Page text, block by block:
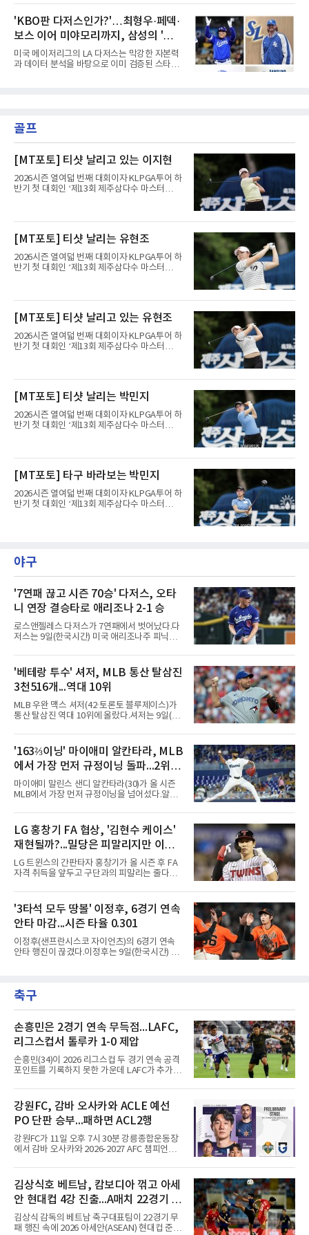
프로야구에서도 성공하며 한국 선수의 해외 진
출 가능성을 보여준 상징적인 존
거액을 벌었던 푸이그가 연방 사건 선고를 앞두
고 파산보호를 신청했다.푸이그는 최근 미국 플
로리다 파산 법원에 챕터11 파산보호 신청을 냈
다. 챕터11은 기업이나 개인이 채권자들과 협의
를 통해 재정 구조를 재편할 수 있도록 돕는 제도
다.미 매체들에 따르면 푸이그의 자산 규모는
1000만~5000만 달러(약 146억~730억 원), 부
'KBO판 다저스인가?'…최형우·페덱·
보스 이어 미야모리까지, 삼성의 '스펙
만렙' 승부수
미국 메이저리그의 LA 다저스는 막강한 자본력
과 데이터 분석을 바탕으로 이미 검증된 스타들
경쟁력을 끌어올린다는 점이다.최근 한국 프로
우를 다시 품었다. 이는 단순한 베테랑 영입이 아
니라, 승부처에서 힘을 발휘할 수 있는 검증된
리더를 선택한 것이다.외국인 대체 투수 구성도
마찬가지다. 메이저리그
골프
[MT포토] 티샷 날리고 있는 이지현
2026시즌 열여덟 번째 대회이자 KLPGA투어 하
반기 첫 대회인 ‘제13회 제주삼다수 마스터
트(파72/6,767야드)에서 열리고 있다.9일 현재
홀에서 경기하고 있다.
[MT포토] 티샷 날리는 유현조
2026시즌 열여덟 번째 대회이자 KLPGA투어 하
반기 첫 대회인 ‘제13회 제주삼다수 마스터
트(파72/6,767야드)에서 열리고 있다.9일 현재
홀에서 경기하고 있다.
[MT포토] 티샷 날리고 있는 유현조
2026시즌 열여덟 번째 대회이자 KLPGA투어 하
반기 첫 대회인 ‘제13회 제주삼다수 마스터
트(파72/6,767야드)에서 열리고 있다.9일 현재
홀에서 경기하고 있다.
[MT포토] 티샷 날리는 박민지
2026시즌 열여덟 번째 대회이자 KLPGA투어 하
반기 첫 대회인 ‘제13회 제주삼다수 마스터
트(파72/6,767야드)에서 열리고 있다.9일 현재
홀에서 경기하고 있다.
[MT포토] 타구 바라보는 박민지
2026시즌 열여덟 번째 대회이자 KLPGA투어 하
반기 첫 대회인 ‘제13회 제주삼다수 마스터
홀에서 경기하고 있다.
야구
'7연패 끊고 시즌 70승' 다저스, 오타
니 연장 결승타로 애리조나 2-1 승
로스앤젤레스 다저스가 7연패에서 벗어났다.다
저스는 9일(한국시간) 미국 애리조나주 피닉스
아몬드백스전에서 2-1로 이겼다. 8회 카일 터커
의 솔로 홈런으로 앞섰으나 9회말 마무리 에드
윈 디아스가 헤랄도 페르도모와 코빈 캐럴에게
연속 3루타를 맞고 동점을 허용했다.수술과 재
활을 마치고 지난달 30일 복귀한 디아스는 전날
끝내기 역전 홈런에 이어 이틀 연속 무너졌다. 다
만 무사 3루를 실점 없이 넘겨 경기는 연장으로
이어가 1사 1, 3루에서 병살타를 유도했다.시즌
70승 47패가 된 다저스는 지구
'베테랑 투수' 셔저, MLB 통산 탈삼진
3천516개...역대 10위
MLB 우완 맥스 셔저(42·토론토 블루제이스)가
통산 탈삼진 역대 10위에 올랐다.셔저는 9일(한
서 열린 필라델피아 필리스와의 원정 경기에 선
발 등판해 5⅓이닝 4탈삼진을 기록, 통산 3천
516개를 쌓아 월터 존슨(3천515개)을 1개 차로
제쳤다.이 부문 1위는 놀런 라이언(5천714개)이
며 랜디 존슨(4천875개), 로저 클레먼스(4천672
개), 스티브 칼턴(4천136개)이 뒤를 잇는다.현역
중에서는 올 시즌 후 은퇴하는 통산 8위 저스틴
두 2위다. 올해 토론토와 1년 300만 달러에 재계
약한 그는 9위 게일로드 페리(3
'163⅔이닝' 마이애미 알칸타라, MLB
에서 가장 먼저 규정이닝 돌파...2위와
14이닝 차
마이애미 말린스 샌디 알칸타라(30)가 올 시즌
MLB에서 가장 먼저 규정이닝을 넘어섰다.알칸
크에서 열린 로스앤젤레스 에인절스전에 선발
등판해 7이닝 3피안타 무실점을 기록, 7-0 승리
를 이끌며 시즌 13승(6패)을 올렸다. 평균자책점
은 3.52로 떨어졌고, 3회를 마쳤을 때 통산 1천
226이닝을 기록해 리키 놀라스코의 구단 최다
이닝(1천225⅔이닝)을 경신했다.시즌 소화 이닝
은 163⅔이닝으로 규정이닝 162이닝을 통과했
인트루이스에서 데뷔해 이듬해 마이애미로 이적
한 그는 2022년 리그 최다 228⅔이닝
LG 홍창기 FA 협상, '김현수 케이스'
재현될까?...밀당은 피말리지만 이적
가능성은 낮아
LG 트윈스의 간판타자 홍창기가 올 시즌 후 FA
자격 취득을 앞두고 구단과의 피말리는 줄다리
김현수가 FA 시장에서 이적했던 충격적인 선례
가 소환되면서 벌써부터 팬들의 이목이 집중되
는 양상이다.다만 이번 협상은 과거 김현수 케이
스와는 판이하게 다른 환경 속에서 전개될 것으
로 보인다. 선수 측과 구단 간의 시각 차이가 팽
팽히 맞서며 내부 협상 과정은 극심한 진통을 겪
을 가능성이 크지만, 시장 외부에서 불어오는 변
에서 이탈하는 아픔을 겪었고, 이어진 2026시즌
초중반에도 실전 감각 회복
'3타석 모두 땅볼' 이정후, 6경기 연속
안타 마감...시즌 타율 0.301
이정후(샌프란시스코 자이언츠)의 6경기 연속
안타 행진이 끊겼다.이정후는 9일(한국시간) 미
은 0.301로 하락했다. 1회와 4회 유격수 땅볼, 7
회 2루수 땅볼로 물러났고 9회초 대수비와 교체
데다 7회 6실점이 겹쳐 0-8로 졌다.샌디에이고
파드리스 송성문은 휴스턴 애스트로스와의 홈경
기에 결장했다. 샌디에이고는 3-2로 이겼다.
축구
손흥민은 2경기 연속 무득점...LAFC,
리그스컵서 톨루카 1-0 제압
손흥민(34)이 2026 리그스컵 두 경기 연속 공격
포인트를 기록하지 못한 가운데 LAFC가 추가시
간) 미국 로스앤젤레스 BMO 스타디움에서 열린
멕시코 리가 MX 톨루카와의 조별리그 2차전에
최전방 공격수로 선발 출전했으나 슈팅 없이 후
반 23분 주드 테리와 교체됐다. 북중미 월드컵
이후 MLS 4경기 연속 골을 넣었던 그는 지난 6
일 치바스 과달라하라전에 이어 침묵했다.전반
1분 다비드 마르티네스가 얻은 페널티킥은 비디
이컵 샤펠버그의 크로스가 걷혀 나오자 에디 세
구라가 페널티아크 왼쪽에서 오
강원FC, 감바 오사카와 ACLE 예선
PO 단판 승부...패하면 ACL2행
강원FC가 11일 오후 7시 30분 강릉종합운동장
에서 감바 오사카와 2026-2027 AFC 챔피언스
승자는 ACLE 본선에 오르고 패자는 2부 격 대회
인 AFC 챔피언스리그2(ACL2)로 향한다. 강원은
2024시즌 K리그1 준우승 자격으로 나선 지난 시
즌 ACLE에서 창단 첫 아시아 무대를 경험하며
16강에 진출했고, 2025시즌 리그 5위로 이번 출
전권을 얻었다.감바 오사카는 2025-2026시즌
ACL2 결승에서 크리스티아누 호날두의 소속팀
김상식호 베트남, 캄보디아 꺾고 아세
안 현대컵 4강 진출...A매치 22경기 무
패 질주
김상식 감독의 베트남 축구대표팀이 22경기 무
패 행진 속에 2026 아세안(ASEAN) 현대컵 준결